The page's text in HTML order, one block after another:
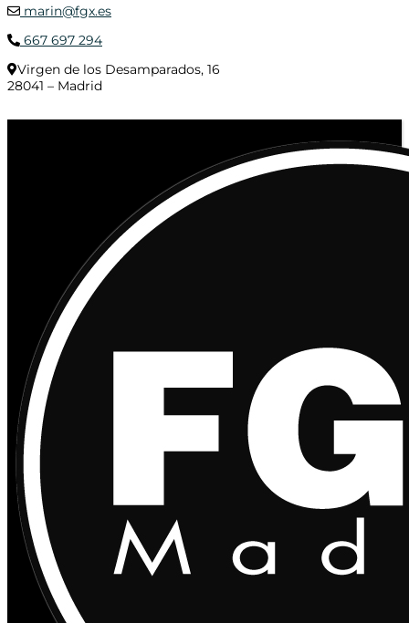
marin@fgx.es
667 697 294
Virgen de los Desamparados, 16
28041 – Madrid